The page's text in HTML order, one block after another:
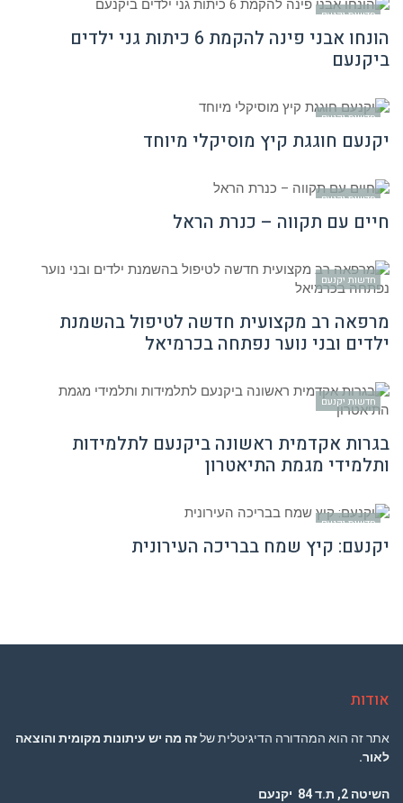
חדשות יקנעם
הונחו אבני פינה להקמת 6 כיתות גני ילדים
ביקנעם
חדשות יקנעם
יקנעם חוגגת קיץ מוסיקלי מיוחד
חדשות יקנעם
חיים עם תקווה – כנרת הראל
חדשות יקנעם
מרפאה רב מקצועית חדשה לטיפול בהשמנת
ילדים ובני נוער נפתחה בכרמיאל
חדשות יקנעם
בגרות אקדמית ראשונה ביקנעם לתלמידות
ותלמידי מגמת התיאטרון
חדשות יקנעם
יקנעם: קיץ שמח בבריכה העירונית
אודות
אתר זה הוא המהדורה הדיגיטלית שלזה מה יש עיתונות מקומית והוצאה
לאור.
השיטה 2, ת.ד 84 יקנעם